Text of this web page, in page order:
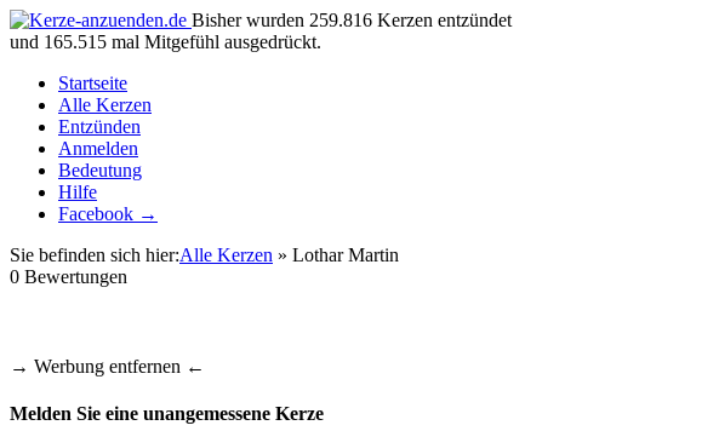
Bisher wurden 259.816 Kerzen entzündet
und 165.515 mal Mitgefühl ausgedrückt.
Startseite
Alle Kerzen
Entzünden
Anmelden
Bedeutung
Hilfe
Facebook →
Sie befinden sich hier:Alle Kerzen » Lothar Martin
0 Bewertungen
→ Werbung entfernen ←
Melden Sie eine unangemessene Kerze